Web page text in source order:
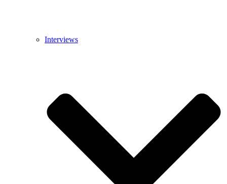
Interviews